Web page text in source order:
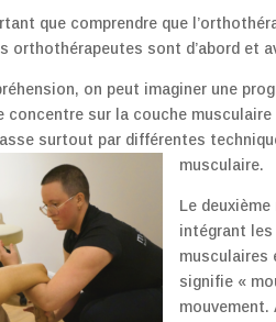
que comprendre que
orthothérapeutes sont d’abord et
on peut imaginer une
concentre sur la couche
surtout par différentes
musculaire.
Le
intégrant
musculaires
signifie «